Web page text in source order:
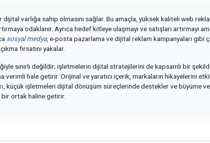
varlığa sahip olmasını sağlar. Bu amaçla, yüksek kaliteli web
odaklanır. Ayrıca hedef kitleye ulaşmayı ve satışları artırmayı
sosyal medya, e-posta pazarlama ve dijital reklam kampanyaları
fırsatını yakalar.
sınırlı değildir; işletmelerin dijital stratejilerini de kapsamlı bir
hale getirir. Orijinal ve yaratıcı içerik, markaların hikayelerini
, küçük işletmeleri dijital dönüşüm süreçlerinde destekler ve büyüme
bir ortak haline getirir.